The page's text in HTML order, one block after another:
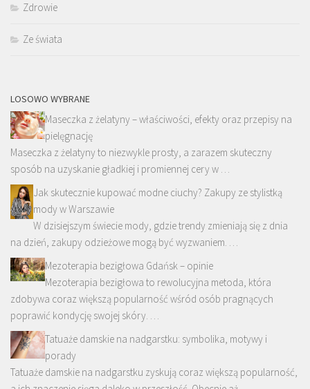
Zdrowie
Ze świata
LOSOWO WYBRANE
Maseczka z żelatyny – właściwości, efekty oraz przepisy na
pielęgnację
Maseczka z żelatyny to niezwykle prosty, a zarazem skuteczny
sposób na uzyskanie gładkiej i promiennej cery w …
Jak skutecznie kupować modne ciuchy? Zakupy ze stylistką
mody w Warszawie
W dzisiejszym świecie mody, gdzie trendy zmieniają się z dnia
na dzień, zakupy odzieżowe mogą być wyzwaniem. …
Mezoterapia bezigłowa Gdańsk – opinie
Mezoterapia bezigłowa to rewolucyjna metoda, która
zdobywa coraz większą popularność wśród osób pragnących
poprawić kondycję swojej skóry. …
Tatuaże damskie na nadgarstku: symbolika, motywy i
porady
Tatuaże damskie na nadgarstku zyskują coraz większą popularność,